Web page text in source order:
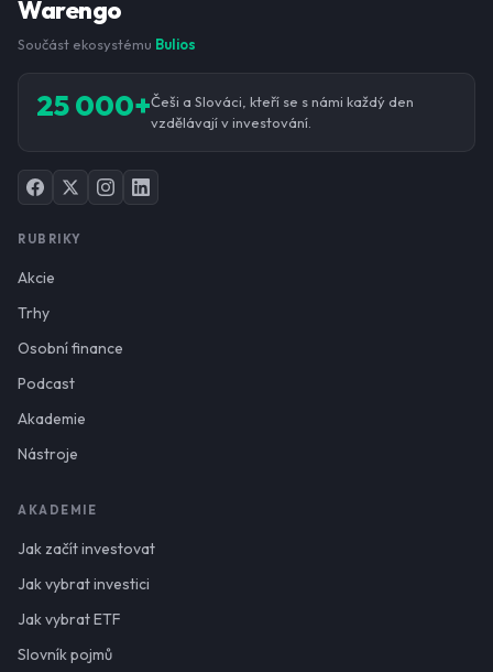
Warengo
Součást ekosystému Bulios
25 000+Češi a Slováci, kteří se s námi každý den
vzdělávají v investování.
RUBRIKY
Akcie
Trhy
Osobní finance
Podcast
Akademie
Nástroje
AKADEMIE
Jak začít investovat
Jak vybrat investici
Jak vybrat ETF
Slovník pojmů